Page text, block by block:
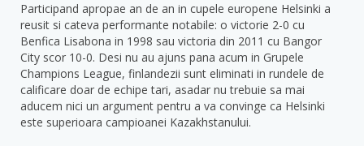
Participand apropae an de an in cupele europene Helsinki a
reusit si cateva performante notabile: o victorie 2-0 cu
Benfica Lisabona in 1998 sau victoria din 2011 cu Bangor
City scor 10-0. Desi nu au ajuns pana acum in Grupele
Champions League, finlandezii sunt eliminati in rundele de
calificare doar de echipe tari, asadar nu trebuie sa mai
aducem nici un argument pentru a va convinge ca Helsinki
este superioara campioanei Kazakhstanului.